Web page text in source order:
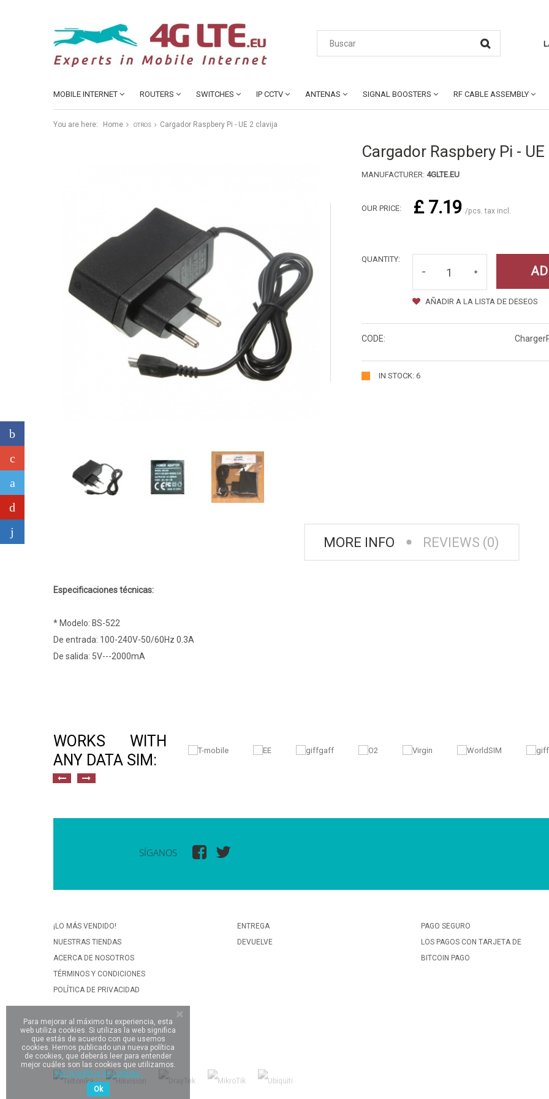
MOBILE INTERNET ROUTERS SWITCHES IP CCTV ANTENAS SIGNAL BOOSTERS RF CABLE ASSEMBLY
You are here: Home OTROS Cargador Raspbery Pi - UE 2 clavija
Cargador Raspbery Pi -
MANUFACTURER: 4GLTE.EU
OUR PRICE: £ 7.19 /pcs. tax incl.
QUANTITY:
AÑADIR A LA LISTA DE DESEOS
CODE:
IN STOCK: 6
MORE INFO REVIEWS (0)
Especificaciones técnicas:
* Modelo: BS-522
De entrada: 100-240V-50/60Hz 0.3A
De salida: 5V---2000mA
WORKS WITH
ANY DATA SIM:
SÍGANOS
¡LO MÁS VENDIDO!
NUESTRAS TIENDAS
ACERCA DE NOSOTROS
TÉRMINOS Y CONDICIONES
POLÍTICA DE PRIVACIDAD
ENTREGA
DEVUELVE
PAGO SEGURO
LOS PAGOS CON TARJETA DE
BITCOIN PAGO
Para mejorar al máximo tu experiencia, esta
web utiliza cookies. Si utilizas la web significa
que estás de acuerdo con que usemos
cookies. Hemos publicado una nueva política
de cookies, que deberás leer para entender
mejor cuáles son las cookies que utilizamos.
Ver la política de cookies.
Ok